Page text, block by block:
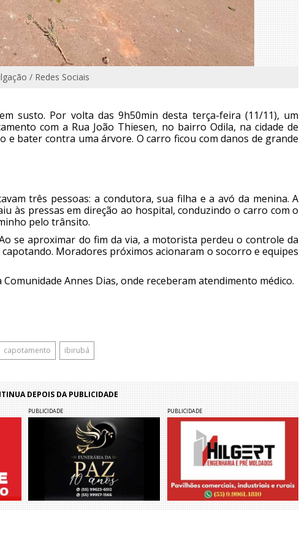
/ Redes Sociais
susto. Por volta das 9h50min desta terça-feira (11/11), um
com a Rua João Thiesen, no bairro Odila, na cidade de
e bater contra uma árvore. O carro ficou com danos de grande
três pessoas: a condutora, sua filha e a avó da menina. A
às pressas em direção ao hospital, conduzindo o carro com o
pelo trânsito.
se aproximar do fim da via, a motorista perdeu o controle da
Moradores próximos acionaram o socorro e equipes
Annes Dias, onde receberam atendimento médico.
capotamento ibirubá
DEPOIS DA PUBLICIDADE
PUBLICIDADE PUBLICIDADE